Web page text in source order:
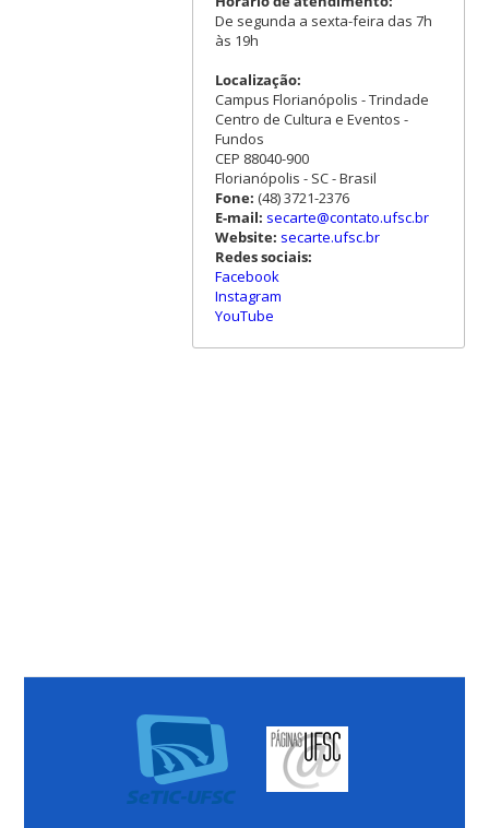
De segunda a sexta-feira das 7h
às 19h
Localização:
Campus Florianópolis - Trindade
Centro de Cultura e Eventos -
Fundos
CEP 88040-900
Florianópolis - SC - Brasil
Fone: (48) 3721-2376
E-mail: secarte@contato.ufsc.br
Website: secarte.ufsc.br
Redes sociais:
Facebook
Instagram
YouTube